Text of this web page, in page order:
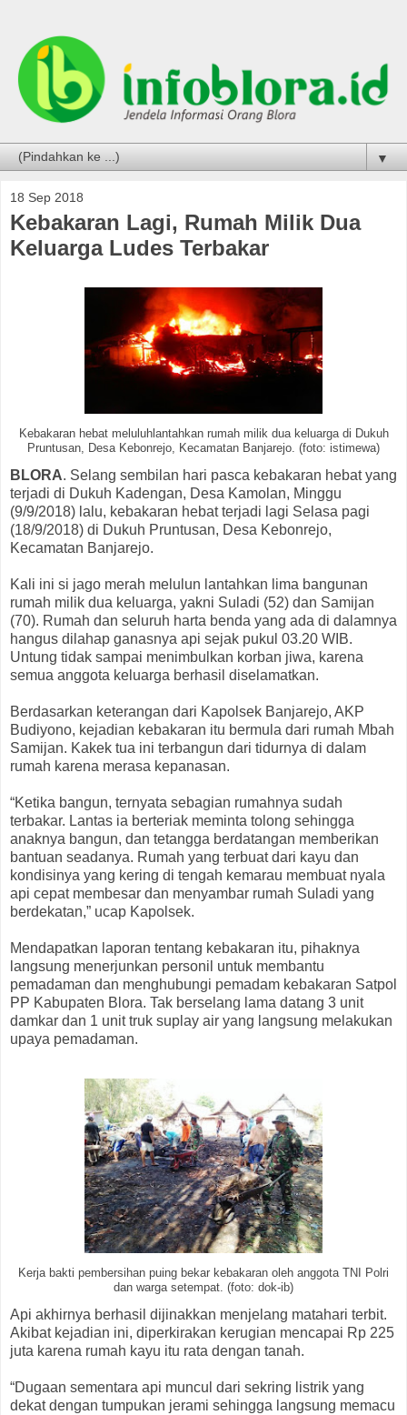
▼
18 Sep 2018
Kebakaran Lagi, Rumah Milik Dua
Keluarga Ludes Terbakar
Kebakaran hebat meluluhlantahkan rumah milik dua keluarga di Dukuh
Pruntusan, Desa Kebonrejo, Kecamatan Banjarejo. (foto: istimewa)
BLORA. Selang sembilan hari pasca kebakaran hebat yang
terjadi di Dukuh Kadengan, Desa Kamolan, Minggu
(9/9/2018) lalu, kebakaran hebat terjadi lagi Selasa pagi
(18/9/2018) di Dukuh Pruntusan, Desa Kebonrejo,
Kecamatan Banjarejo.
Kali ini si jago merah melulun lantahkan lima bangunan
rumah milik dua keluarga, yakni Suladi (52) dan Samijan
(70). Rumah dan seluruh harta benda yang ada di dalamnya
hangus dilahap ganasnya api sejak pukul 03.20 WIB.
Untung tidak sampai menimbulkan korban jiwa, karena
semua anggota keluarga berhasil diselamatkan.
Berdasarkan keterangan dari Kapolsek Banjarejo, AKP
Budiyono, kejadian kebakaran itu bermula dari rumah Mbah
Samijan. Kakek tua ini terbangun dari tidurnya di dalam
rumah karena merasa kepanasan.
“Ketika bangun, ternyata sebagian rumahnya sudah
terbakar. Lantas ia berteriak meminta tolong sehingga
anaknya bangun, dan tetangga berdatangan memberikan
bantuan seadanya. Rumah yang terbuat dari kayu dan
kondisinya yang kering di tengah kemarau membuat nyala
api cepat membesar dan menyambar rumah Suladi yang
berdekatan,” ucap Kapolsek.
Mendapatkan laporan tentang kebakaran itu, pihaknya
langsung menerjunkan personil untuk membantu
pemadaman dan menghubungi pemadam kebakaran Satpol
PP Kabupaten Blora. Tak berselang lama datang 3 unit
damkar dan 1 unit truk suplay air yang langsung melakukan
upaya pemadaman.
Kerja bakti pembersihan puing bekar kebakaran oleh anggota TNI Polri
dan warga setempat. (foto: dok-ib)
Api akhirnya berhasil dijinakkan menjelang matahari terbit.
Akibat kejadian ini, diperkirakan kerugian mencapai Rp 225
juta karena rumah kayu itu rata dengan tanah.
“Dugaan sementara api muncul dari sekring listrik yang
dekat dengan tumpukan jerami sehingga langsung memacu